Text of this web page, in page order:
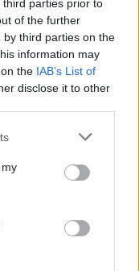
parties prior to
of the further
third parties on the
information may
the IAB’s List of
disclose it to other
or more Google
You may click to
third-party tags to
in below Google